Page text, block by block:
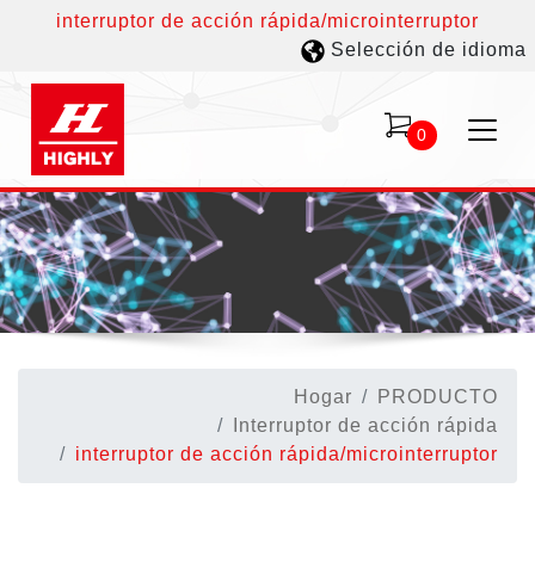
interruptor de acción rápida/microinterruptor
Selección de idioma
0
Hogar
PRODUCTO
Interruptor de acción rápida
interruptor de acción rápida/microinterruptor